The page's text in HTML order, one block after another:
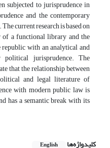
subjected to jurisprudence in
and the contemporary
current research is based on
of a functional library and the
with an analytical and
jurisprudence. The
that the relationship between
and legal literature of
with modern public law is
has a semantic break with its
کلیدواژه‌ها English